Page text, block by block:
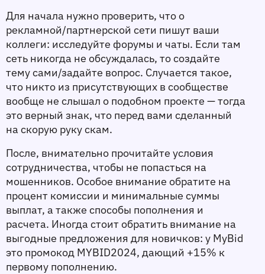
Для начала нужно проверить, что о
рекламной/партнерской сети пишут ваши
коллеги: исследуйте форумы и чаты. Если там
сеть никогда не обсуждалась, то создайте
тему сами/задайте вопрос. Случается такое,
что никто из присутствующих в сообществе
вообще не слышал о подобном проекте — тогда
это верный знак, что перед вами сделанный
на скорую руку скам.
После, внимательно прочитайте условия
сотрудничества, чтобы не попасться на
мошенников. Особое внимание обратите на
процент комиссии и минимальные суммы
выплат, а также способы пополнения и
расчета. Иногда стоит обратить внимание на
выгодные предложения для новичков: у MyBid
это промокод MYBID2024, дающий +15% к
первому пополнению.